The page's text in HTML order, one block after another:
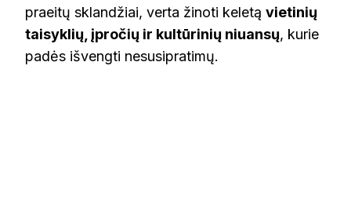
praeitų sklandžiai, verta žinoti keletą vietinių
taisyklių, įpročių ir kultūrinių niuansų, kurie
padės išvengti nesusipratimų.